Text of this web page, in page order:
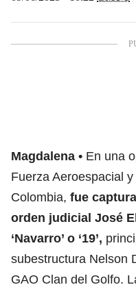
Magdalena
En una
Fuerza Aeroespacial
Colombia, fue
orden judicial José
‘Navarro’ o ‘19’,
subestructura Nelson
GAO Clan del Golfo.